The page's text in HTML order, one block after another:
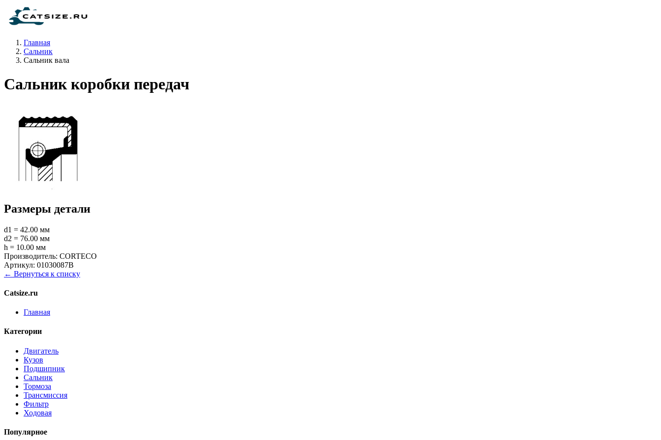
Главная
Сальник
Сальник вала
Сальник коробки передач
Размеры детали
d1 = 42.00 мм
d2 = 76.00 мм
h = 10.00 мм
Производитель: CORTECO
Артикул: 01030087B
← Вернуться к списку
Catsize.ru
Главная
Категории
Двигатель
Кузов
Подшипник
Сальник
Тормоза
Трансмиссия
Фильтр
Ходовая
Популярное